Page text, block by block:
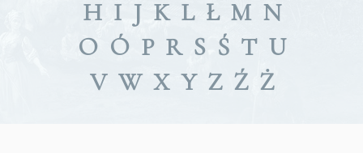
H I J K L Ł M N
O Ó P R S Ś T U
V W X Y Z Ź Ż